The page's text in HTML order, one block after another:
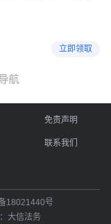
立即领取
免责声明
联系我们
18021440号
大信法务